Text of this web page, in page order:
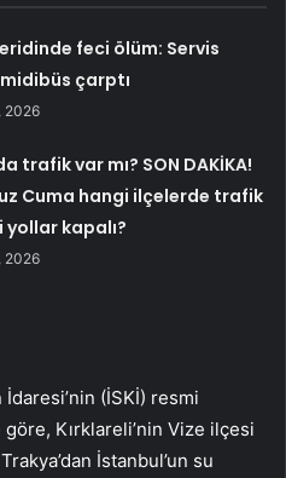
feci ölüm: Servis
çarptı
2026
trafik var mı? SON DAKİKA!
Cuma hangi ilçelerde trafik
yollar kapalı?
2026
(İSKİ) resmi
Kırklareli’nin Vize ilçesi
İstanbul’un su